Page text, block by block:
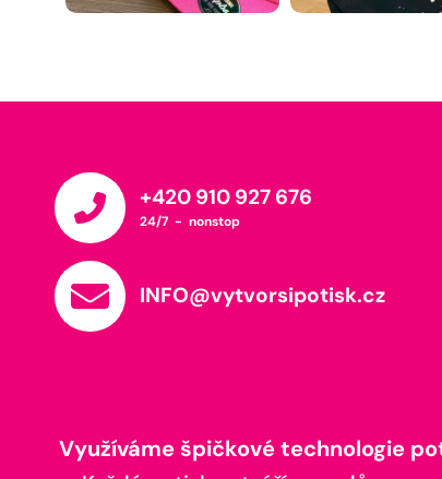
+420 910 927 676
24/7 - nonstop
INFO@vytvorsipotisk.cz
Využíváme špičkové technologie